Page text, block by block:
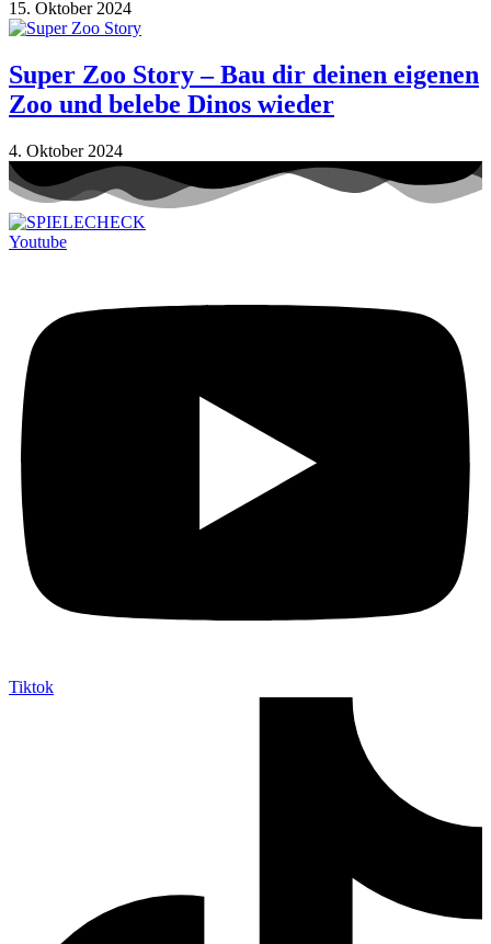
15. Oktober 2024
Super Zoo Story – Bau dir deinen eigenen
Zoo und belebe Dinos wieder
4. Oktober 2024
Youtube
Tiktok